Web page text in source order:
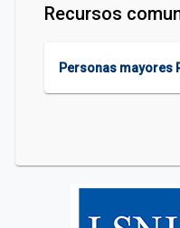
Recursos
Personas mayores